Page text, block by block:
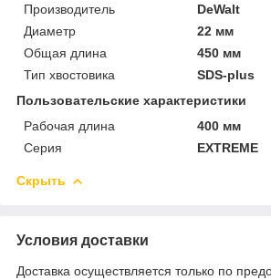
Производитель
DeWalt
Диаметр
22 мм
Общая длина
450 мм
Тип хвостовика
SDS-plus
Пользовательские характеристики
Рабочая длина
400 мм
Серия
EXTREME
Скрыть
Условия доставки
Доставка осуществляется только по